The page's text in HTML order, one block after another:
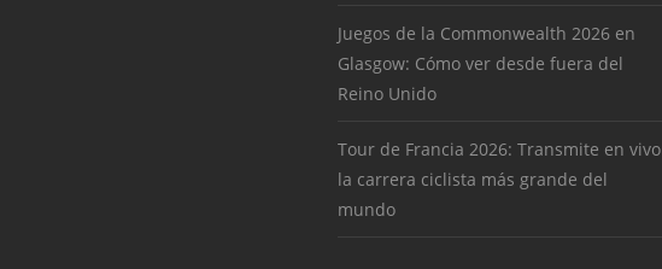
Juegos de la Commonwealth 2026 en
Glasgow: Cómo ver desde fuera del
Reino Unido
Tour de Francia 2026: Transmite en vivo
la carrera ciclista más grande del
mundo